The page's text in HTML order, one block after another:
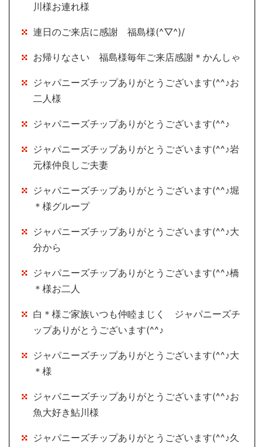
川様お連れ様
連日のご来店に感謝 福島様(^▽^)/
お帰りなさい 福島様毎年ご来店感謝＊かんしゃ
ジャパニーズチップありがとうございます(^^♪お
二人様
ジャパニーズチップありがとうございます(^^♪
ジャパニーズチップありがとうございます(^^♪岩
元様仲良しご夫妻
ジャパニーズチップありがとうございます(^^♪堀
＊様グループ
ジャパニーズチップありがとうございます(^^♪大
分から
ジャパニーズチップありがとうございます(^^♪橋
＊様お二人
白＊様ご家族いつも仲睦まじく ジャパニーズチ
ップありがとうございます(^^♪
ジャパニーズチップありがとうございます(^^♪大
＊様
ジャパニーズチップありがとうございます(^^♪お
魚大好き鮎川様
ジャパニーズチップありがとうございます(^^♪久